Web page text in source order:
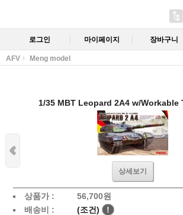
로그인 마이페이지 장바구니
AFV Meng model
1/35 MBT Leopard 2A4 w/Workable
상세보기
상품가 : 56,700원
배송비 :
(조건)
!